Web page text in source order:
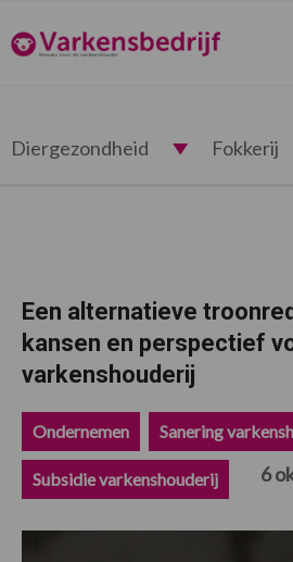
de
hoofdnavigatie
de
hoofd
de
eerste
de
voettekst
Varkensbedrijf.nl
Diergezondheid Fokkerij
Een alternatieve
kansen en perspectief
varkenshouderij
Ondernemen Sanering
Subsidie varkenshouderij 6